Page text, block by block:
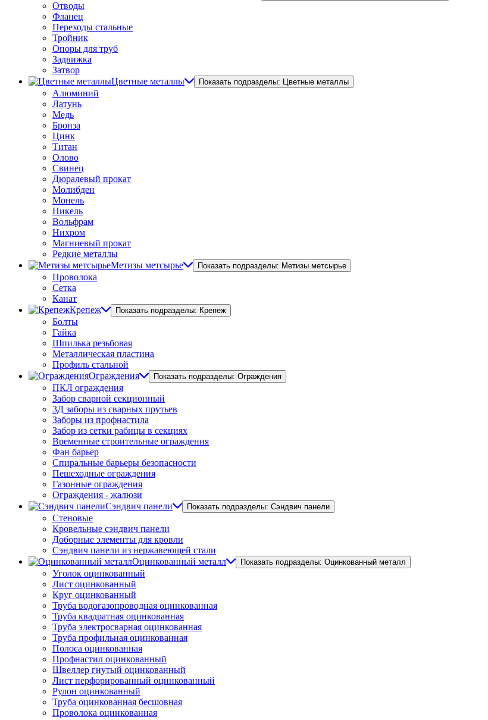
Отводы
Фланец
Переходы стальные
Тройник
Опоры для труб
Задвижка
Затвор
Цветные металлы
Показать подразделы: Цветные металлы
Алюминий
Латунь
Медь
Бронза
Цинк
Титан
Олово
Свинец
Дюралевый прокат
Молибден
Монель
Никель
Вольфрам
Нихром
Магниевый прокат
Редкие металлы
Метизы метсырье
Показать подразделы: Метизы метсырье
Проволока
Сетка
Канат
Крепеж
Показать подразделы: Крепеж
Болты
Гайка
Шпилька резьбовая
Металлическая пластина
Профиль стальной
Ограждения
Показать подразделы: Ограждения
ПКЛ ограждения
Забор сварной секционный
3Д заборы из сварных прутьев
Заборы из профнастила
Забор из сетки рабицы в секциях
Временные строительные ограждения
Фан барьер
Спиральные барьеры безопасности
Пешеходные ограждения
Газонные ограждения
Ограждения - жалюзи
Сэндвич панели
Показать подразделы: Сэндвич панели
Стеновые
Кровельные сэндвич панели
Доборные элементы для кровли
Сэндвич панели из нержавеющей стали
Оцинкованный металл
Показать подразделы: Оцинкованный металл
Уголок оцинкованный
Лист оцинкованный
Круг оцинкованный
Труба водогазопроводная оцинкованная
Труба квадратная оцинкованная
Труба электросварная оцинкованная
Труба профильная оцинкованная
Полоса оцинкованная
Профнастил оцинкованный
Швеллер гнутый оцинкованный
Лист перфорированный оцинкованный
Рулон оцинкованный
Труба оцинкованная бесшовная
Проволока оцинкованная